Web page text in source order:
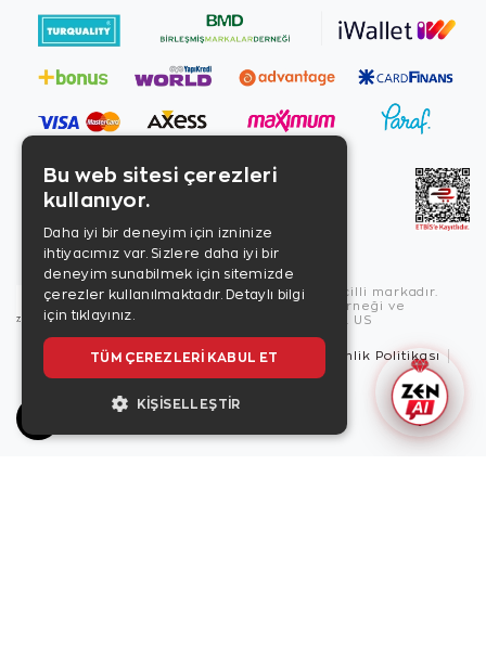
Copyright © 2026, Zen Diamond tescilli markadır.
Zen Diamond Birleşmiş Markalar Derneği ve
Turquality Destek Programı üyesidir. US
Kullanım Şartları Gizlilik İlkeleri
Güvenlik Politikası
Bu web sitesi çerezleri
kullanıyor.
Daha iyi bir deneyim için izninize
ihtiyacımız var. Sizlere daha iyi bir
deneyim sunabilmek için sitemizde
çerezler kullanılmaktadır. Detaylı bilgi
için tıklayınız.
TÜM ÇEREZLERI KABUL ET
KIŞISELLEŞTIR